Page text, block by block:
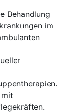
Behandlung
im